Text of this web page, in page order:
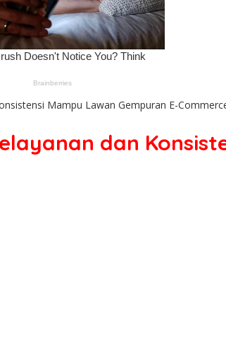
Mampu Lawan Gempuran E-
dan